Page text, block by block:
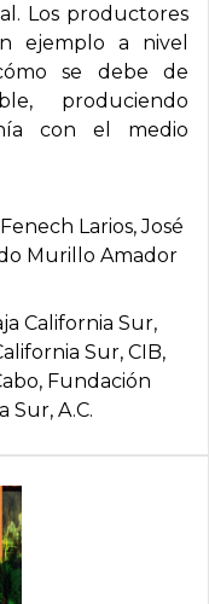
Los productores
ejemplo a nivel
se debe de
produciendo
con el medio
Larios, José
Murillo Amador
California Sur,
Sur, CIB,
Fundación
Sur, A.C.